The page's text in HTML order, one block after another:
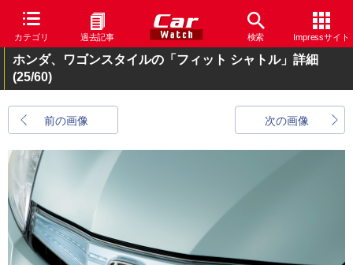
カテゴリ 過去記事 検索 Impressサイト
ホンダ、ワゴンスタイルの「フィット シャトル」詳細
(25/60)
前の画像 次の画像